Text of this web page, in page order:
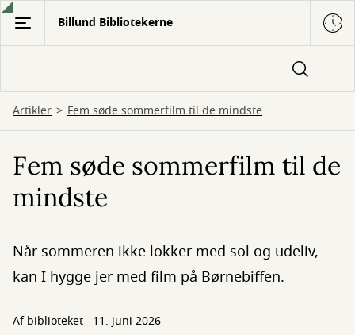
Gå
hovedindhold
Billund Bibliotekerne
Artikler Fem søde sommerfilm til de mindste
Fem søde sommerfilm til de
mindste
Når sommeren ikke lokker med sol og udeliv,
kan I hygge jer med film på Børnebiffen.
Af biblioteket 11. juni 2026